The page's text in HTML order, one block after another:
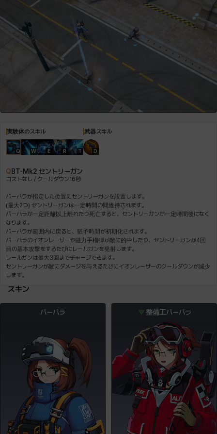
ロッジ 莉央
実験体のスキル
Q W E R T
武器スキル
D
Q BT-Mk2 セントリーガン
コストなし / クールダウン16秒
バーバラが指定した位置にセントリーガンを設置します。
(最大2つ) セントリーガンは一定時間の間維持されます。
バーバラが一定距離以上離れたり死亡すると、セントリーガンが一定時間後になく
なります。
バーバラが範囲内に戻ると、猶予時間が初期化されます。
バーバラのイオンレーザーや磁力手榴弾が敵に的中したり、セントリーガンが4回
目の基本攻撃をするたびにレールガンを発射します。
レールガンは最大3回までチャージできます。
セントリーガンが敵にダメージを与えるたびにイオンレーザーのクールダウンが減少
スキン
バーバラ 整備工バーバラ